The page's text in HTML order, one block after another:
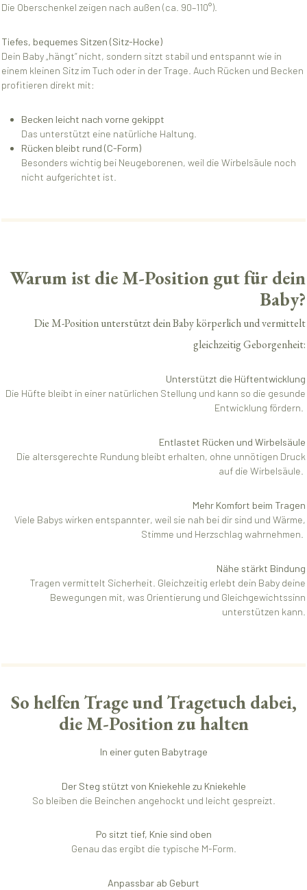
Die Oberschenkel zeigen nach außen (ca. 90–110°).
Tiefes, bequemes Sitzen (Sitz-Hocke)
Dein Baby „hängt“ nicht, sondern sitzt stabil und entspannt wie in
einem kleinen Sitz im Tuch oder in der Trage. Auch Rücken und Becken
profitieren direkt mit:
Becken leicht nach vorne gekippt
Das unterstützt eine natürliche Haltung.
Rücken bleibt rund (C-Form)
Besonders wichtig bei Neugeborenen, weil die Wirbelsäule noch
nicht aufgerichtet ist.
Warum ist die M-Position gut für dein
Baby?
Die M-Position unterstützt dein Baby körperlich und vermittelt
gleichzeitig Geborgenheit:
Unterstützt die Hüftentwicklung
Die Hüfte bleibt in einer natürlichen Stellung und kann so die gesunde
Entwicklung fördern.
Entlastet Rücken und Wirbelsäule
Die altersgerechte Rundung bleibt erhalten, ohne unnötigen Druck
auf die Wirbelsäule.
Mehr Komfort beim Tragen
Viele Babys wirken entspannter, weil sie nah bei dir sind und Wärme,
Stimme und Herzschlag wahrnehmen.
Nähe stärkt Bindung
Tragen vermittelt Sicherheit. Gleichzeitig erlebt dein Baby deine
Bewegungen mit, was Orientierung und Gleichgewichtssinn
unterstützen kann.
So helfen Trage und Tragetuch dabei,
die M-Position zu halten
In einer guten Babytrage
Der Steg stützt von Kniekehle zu Kniekehle
So bleiben die Beinchen angehockt und leicht gespreizt.
Po sitzt tief, Knie sind oben
Genau das ergibt die typische M-Form.
Anpassbar ab Geburt